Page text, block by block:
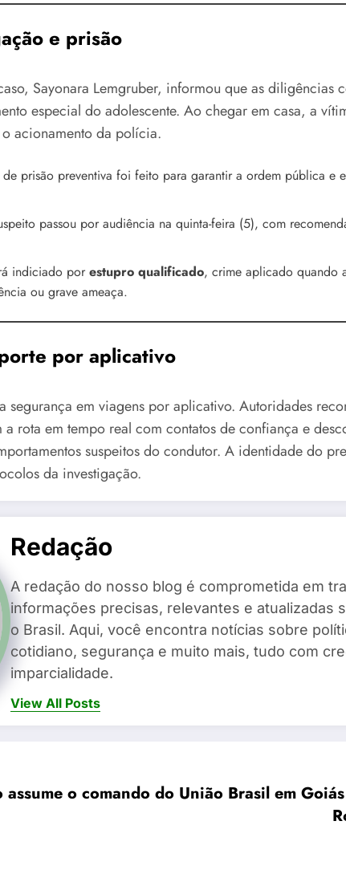
e prisão
Sayonara Lemgruber, informou que as diligências
especial do adolescente. Ao chegar em casa, a
acionamento da polícia.
prisão preventiva foi feito para garantir a ordem pública e
passou por audiência na quinta-feira (5), com
indiciado por estupro qualificado, crime aplicado quando
ou grave ameaça.
por aplicativo
segurança em viagens por aplicativo. Autoridades
rota em tempo real com contatos de confiança e
suspeitos do condutor. A identidade do
da investigação.
Redação
A redação do nosso blog é comprometida em
informações precisas, relevantes e atualizadas
o Brasil. Aqui, você encontra notícias sobre
cotidiano, segurança e muito mais, tudo com
imparcialidade.
View All Posts
o comando do União Brasil em